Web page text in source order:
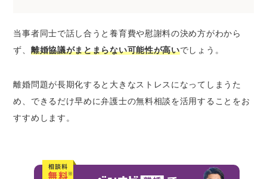
当事者同士で話し合うと養育費や慰謝料の決め方がわから
ず、 離婚協議がまとまらない可能性が高いでしょう。
離婚問題が長期化すると大きなストレスになってしまうた
め、できるだけ早めに弁護士の無料相談を活用することをお
すすめします。